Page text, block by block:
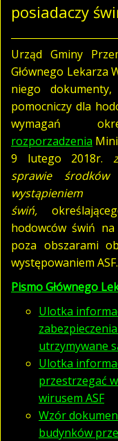
posiadaczy
Urząd Gminy
Głównego Lekarza
niego
pomocniczy dla
wymagań
rozporzadzenia
9 lutego 2018r.
sprawie
świń,
hodowców świń
poza obszarami
występowaniem ASF.
Pismo Głównego
Ulotka
utrzymywane
Ulotka
przestrzegać
wirusem ASF
Wzór
budynków